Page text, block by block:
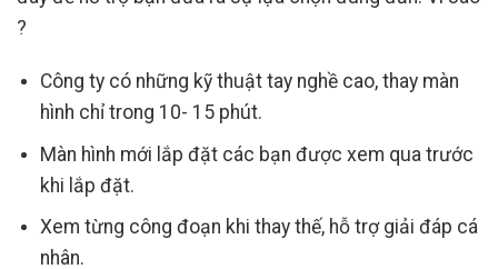
?
Công ty có những kỹ thuật tay nghề cao, thay màn
hình chỉ trong 10- 15 phút.
Màn hình mới lắp đặt các bạn được xem qua trước
khi lắp đặt.
Xem từng công đoạn khi thay thế, hỗ trợ giải đáp cá
nhân.